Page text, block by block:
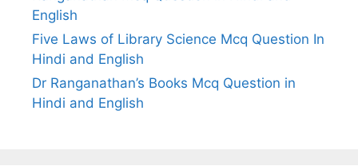
English
Five Laws of Library Science Mcq Question In
Hindi and English
Dr Ranganathan’s Books Mcq Question in
Hindi and English